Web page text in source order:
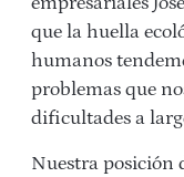
que la huella
humanos
problemas que
dificultades a
Nuestra posición